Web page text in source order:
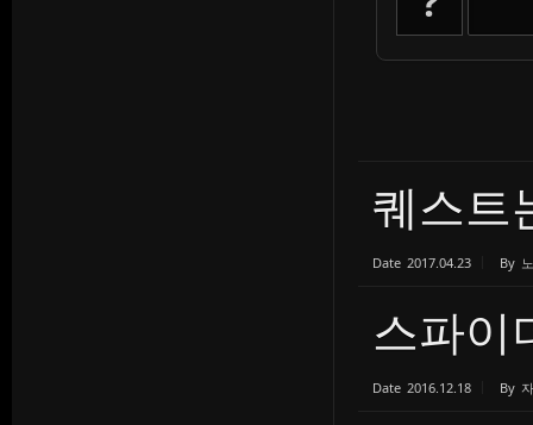
퀘스트
Date 2017.04.23 By
스파이
Date 2016.12.18 By